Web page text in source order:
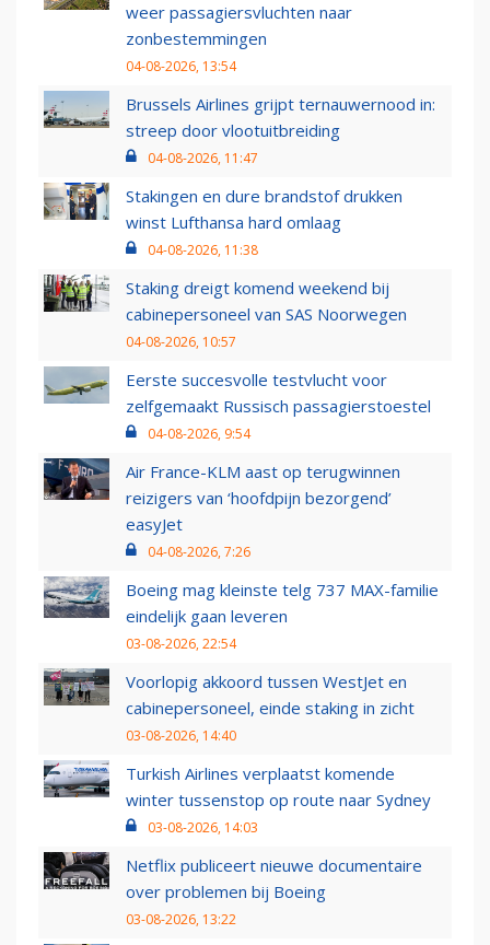
weer passagiersvluchten naar
zonbestemmingen
04-08-2026, 13:54
Brussels Airlines grijpt ternauwernood in:
streep door vlootuitbreiding
04-08-2026, 11:47
Stakingen en dure brandstof drukken
winst Lufthansa hard omlaag
04-08-2026, 11:38
Staking dreigt komend weekend bij
cabinepersoneel van SAS Noorwegen
04-08-2026, 10:57
Eerste succesvolle testvlucht voor
zelfgemaakt Russisch passagierstoestel
04-08-2026, 9:54
Air France-KLM aast op terugwinnen
reizigers van ‘hoofdpijn bezorgend’
easyJet
04-08-2026, 7:26
Boeing mag kleinste telg 737 MAX-familie
eindelijk gaan leveren
03-08-2026, 22:54
Voorlopig akkoord tussen WestJet en
cabinepersoneel, einde staking in zicht
03-08-2026, 14:40
Turkish Airlines verplaatst komende
winter tussenstop op route naar Sydney
03-08-2026, 14:03
Netflix publiceert nieuwe documentaire
over problemen bij Boeing
03-08-2026, 13:22